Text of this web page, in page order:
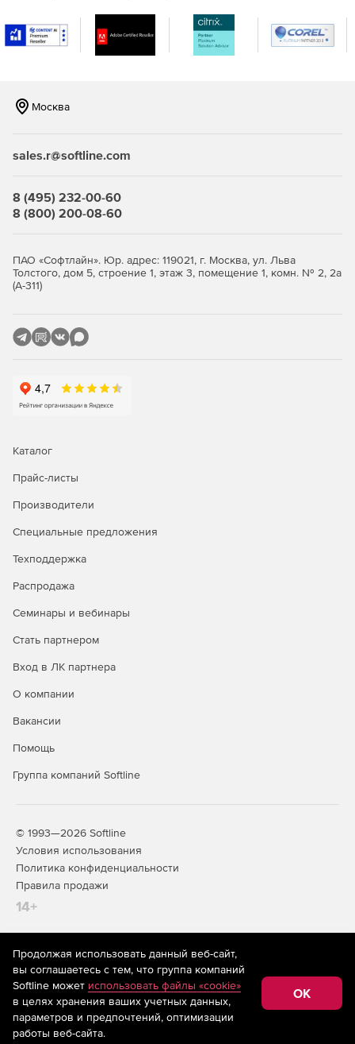
Москва
sales.r@softline.com
8 (495) 232-00-60
8 (800) 200-08-60
ПАО «Софтлайн». Юр. адрес: 119021, г. Москва, ул. Льва
Толстого, дом 5, строение 1, этаж 3, помещение 1, комн. № 2, 2а
(А-311)
Каталог
Прайс-листы
Производители
Специальные предложения
Техподдержка
Распродажа
Семинары и вебинары
Стать партнером
Вход в ЛК партнера
О компании
Вакансии
Помощь
Группа компаний Softline
© 1993—2026 Softline
Условия использования
Политика конфиденциальности
Правила продажи
14+
На информационном ресурсе store.softline.ru применяются
рекомендательные технологии(информационные технологии
предоставления информации на основе сбора,
систематизации и анализа сведений, относящихся к
предпочтениям пользователей сети «Интернет»,
находящихся на территории Российской Федерации)
Продолжая использовать данный веб-сайт,
вы соглашаетесь с тем, что группа компаний
Softline может использовать файлы «cookie»
в целях хранения ваших учетных данных,
параметров и предпочтений, оптимизации
работы веб-сайта.
OK